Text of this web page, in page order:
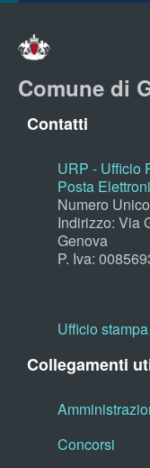
Comune di
Contatti
URP - Ufficio
Posta
Numero
Indirizzo: Via
Genova
P. Iva:
Ufficio
Collegamenti
Concorsi